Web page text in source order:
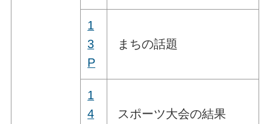
1
3
P
まちの話題
1
4
スポーツ大会の結果